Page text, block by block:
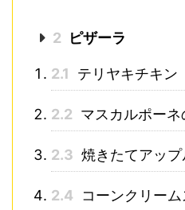
2 ピザーラ
2.1 テリヤキチキン
2.2 マスカルポー
2.3 焼きたてアップ
2.4 コーンクリー